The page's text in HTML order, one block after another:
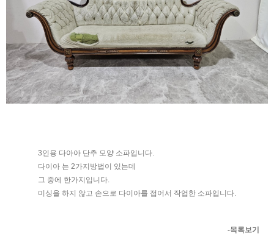
3인용 다아아 단추 모양 소파입니다.
다이아 는 2가지방법이 있는데
그 중에 한가지입니다.
미싱을 하지 않고 손으로 다이아를 접어서 작업한 소파입니다.
-목록보기